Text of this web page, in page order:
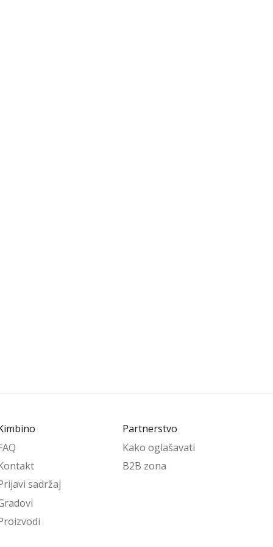
sadržaj
Partnerstvo
Kako oglašavati
B2B zona